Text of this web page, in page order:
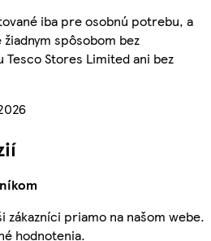
iba pre osobnú potrebu, a
spôsobom bez
Stores Limited ani bez
zákazníci priamo na našom webe.
hodnotenia.